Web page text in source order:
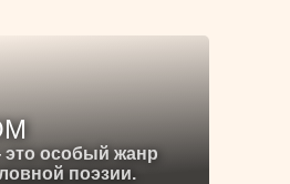
особый жанр
поэзии.